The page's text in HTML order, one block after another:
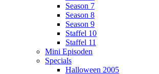
Season 7
Season 8
Season 9
Staffel 10
Staffel 11
Mini Episoden
Specials
Halloween 2005